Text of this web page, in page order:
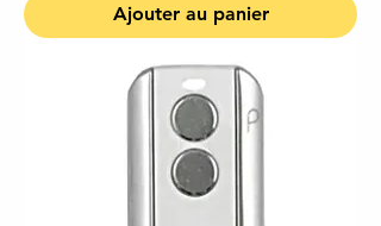
Ajouter au panier